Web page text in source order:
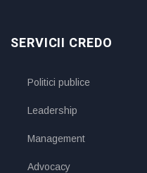
SERVICII CREDO
Politici publice
Leadership
Management
Advocacy